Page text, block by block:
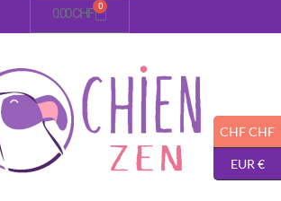
0.00CHF 0
CHF CHF
EUR €